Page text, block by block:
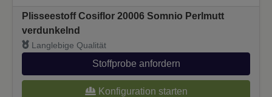
Plisseestoff Cosiflor 20006 Somnio Perlmutt
verdunkelnd
Langlebige Qualität
Stoffprobe anfordern
Konfiguration starten